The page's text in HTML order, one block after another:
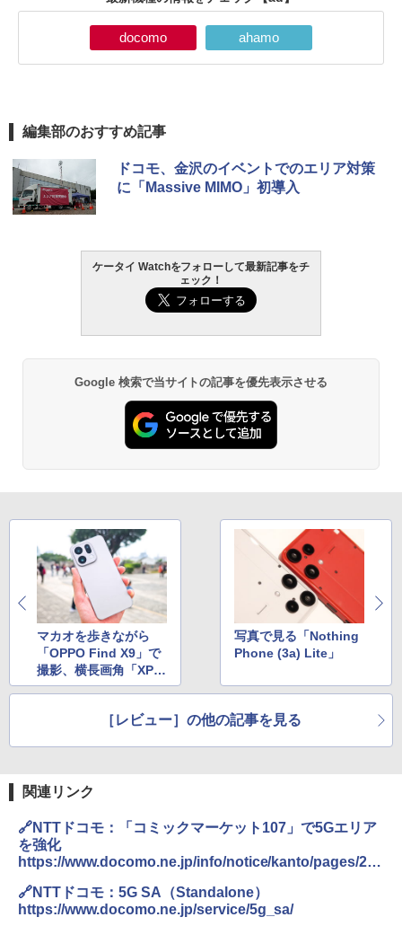
docomo ahamo
編集部のおすすめ記事
ドコモ、金沢のイベントでのエリア対策
に「Massive MIMO」初導入
ケータイ Watchをフォローして最新記事をチ
ェック！
Google 検索で当サイトの記事を優先表示させる
マカオを歩きながら
「OPPO Find X9」で
撮影、横長画角「XPA
Nモード」の使い心地
写真で見る「Nothing
Phone (3a) Lite」
［レビュー］の他の記事を見る
関連リンク
🔗NTTドコモ：「コミックマーケット107」で5Gエリア
を強化
https://www.docomo.ne.jp/info/notice/kanto/pages/251
🔗NTTドコモ：5G SA（Standalone）
https://www.docomo.ne.jp/service/5g_sa/